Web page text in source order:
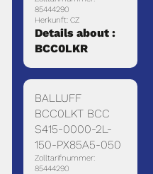
85444290
Herkunft: CZ
Details about :
BCC0LKR
BALLUFF
BCC0LKT BCC
S415-0000-2L-
150-PX85A5-050
Zolltarifnummer:
85444290